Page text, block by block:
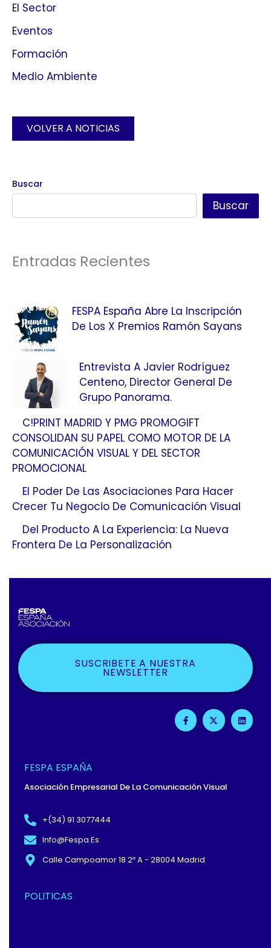
El Sector
Eventos
Formación
Medio Ambiente
VOLVER A NOTICIAS
Buscar
Buscar
Entradas Recientes
FESPA España Abre La Inscripción
De Los X Premios Ramón Sayans
Entrevista A Javier Rodríguez
Centeno, Director General De
Grupo Panorama.
C!PRINT MADRID Y PMG PROMOGIFT
CONSOLIDAN SU PAPEL COMO MOTOR DE LA
COMUNICACIÓN VISUAL Y DEL SECTOR
PROMOCIONAL
El Poder De Las Asociaciones Para Hacer
Crecer Tu Negocio De Comunicación Visual
Del Producto A La Experiencia: La Nueva
Frontera De La Personalización
SUSCRIBETE A NUESTRA
NEWSLETTER
F
A
C
F
X
-
T
L
I
N
FESPA ESPAÑA
Asociación Empresarial De La Comunicación Visual
+(34) 91 3077444
Info@fespa.es
Calle Campoamor 18 2º A - 28004 Madrid
POLITICAS